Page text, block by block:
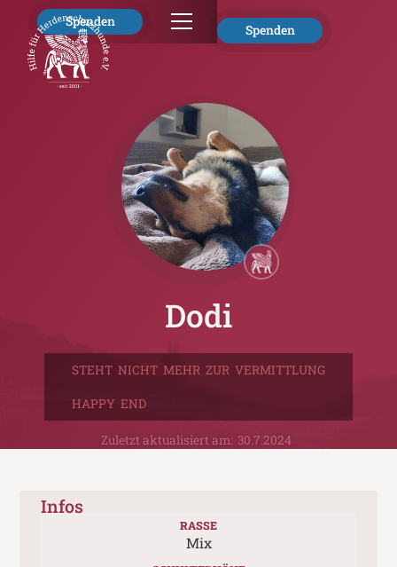
Spenden
Spenden
Dodi
STEHT NICHT MEHR ZUR VERMITTLUNG
HAPPY END
Zuletzt aktualisiert am: 30.7.2024
Infos
RASSE
Mix